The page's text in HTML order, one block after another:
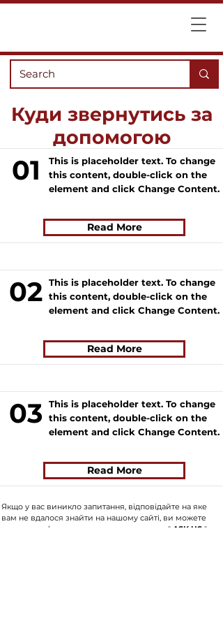
Куди звернутись за
допомогою
01
This is placeholder text. To change
this content, double-click on the
element and click Change Content.
Read More
02 This is placeholder text. To change
this content, double-click on the
element and click Change Content.
Read More
03
This is placeholder text. To change
this content, double-click on the
element and click Change Content.
Read More
Якщо у вас виникло запитання, відповідайте на яке
вам не вдалося знайти на нашому сайті, ви можете
заповнити форму, натиснувши на кнопку " ASK US ".